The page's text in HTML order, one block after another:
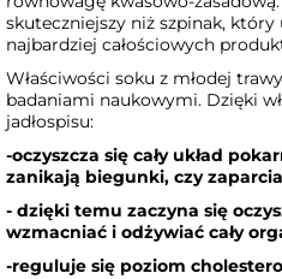
skuteczniejszy niż szpinak,
najbardziej całościowych
Właściwości soku z młodej
badaniami naukowymi. Dzięki
jadłospisu:
-oczyszcza się cały układ
zanikają biegunki, czy zaparcia
- dzięki temu zaczyna się
wzmacniać i odżywiać cały
-reguluje się poziom